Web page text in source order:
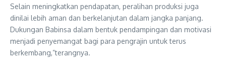
Selain meningkatkan pendapatan, peralihan produksi juga
dinilai lebih aman dan berkelanjutan dalam jangka panjang.
Dukungan Babinsa dalam bentuk pendampingan dan motivasi
menjadi penyemangat bagi para pengrajin untuk terus
berkembang,”terangnya.